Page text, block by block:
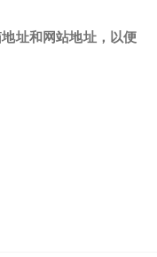
址和网站地址，以便